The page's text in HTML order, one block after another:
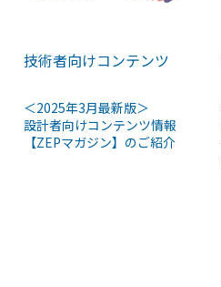
技術者向けコンテンツ
＜2025年3月最新版＞
設計者向けコンテンツ情報
【ZEPマガジン】のご紹介